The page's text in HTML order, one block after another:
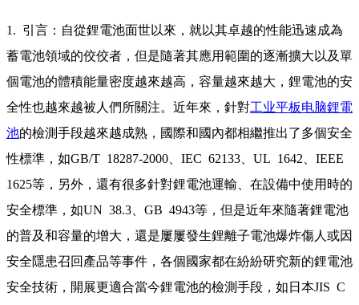
1. 引言：自從鋰電池面世以來，就以其卓越的性能迅速成為
蓄電池領域的佼佼者，但是隨著其應用範圍的逐漸擴大以及單
個電池的體積能量密度越來越高，容量越來越大，鋰電池的安
全性也越來越被人們所關注。近年來，針對工业平板电脑鋰電
池的檢測手段越來越成熟，國際和國內都相繼推出了多個安全
性標準，如GB/T 18287-2000、IEC 62133、UL 1642、IEEE
1625等，另外，還有很多針對鋰電池運輸、在設備中使用時的
安全標準，如UN 38.3、GB 4943等，但是近年來隨著鋰電池
的普及和容量的增大，還是屢屢發生鋰離子電池爆炸傷人或因
安全隱患召回產品等事件，各個國家都在紛紛研究新的鋰電池
安全技術，開展更適合當今鋰電池的檢測手段，如日本JIS C